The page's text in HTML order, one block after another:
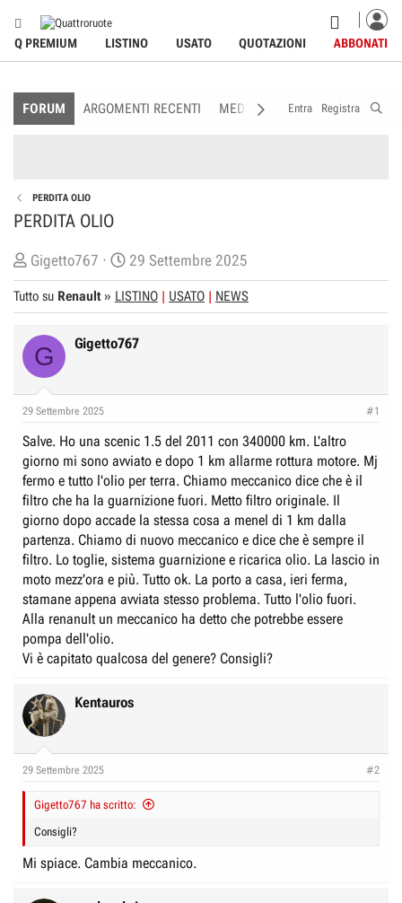
Q PREMIUM LISTINO USATO QUOTAZIONI ABBONATI
FORUM ARGOMENTI RECENTI MEDIA MEMBRI
Entra Registra
PERDITA OLIO
PERDITA OLIO
C
r
e
t
o
e
D
i
s
c
u
s
s
i
o
n
e
Gigetto767
D
a
t
d
i
z
i
o
29 Settembre 2025
Tutto su Renault» LISTINO USATO NEWS
G Gigetto767
29 Settembre 2025 #1
Salve. Ho una scenic 1.5 del 2011 con 340000 km. L'altro
giorno mi sono avviato e dopo 1 km allarme rottura motore. Mj
fermo e tutto l'olio per terra. Chiamo meccanico dice che è il
filtro che ha la guarnizione fuori. Metto filtro originale. Il
giorno dopo accade la stessa cosa a menel di 1 km dalla
partenza. Chiamo di nuovo meccanico e dice che è sempre il
filtro. Lo toglie, sistema guarnizione e ricarica olio. La lascio in
moto mezz'ora e più. Tutto ok. La porto a casa, ieri ferma,
stamane appena avviata stesso problema. Tutto l'olio fuori.
Alla renanult un meccanico ha detto che potrebbe essere
pompa dell'olio.
Vi è capitato qualcosa del genere? Consigli?
Kentauros
29 Settembre 2025 #2
Gigetto767 ha scritto:
Consigli?
Mi spiace. Cambia meccanico.